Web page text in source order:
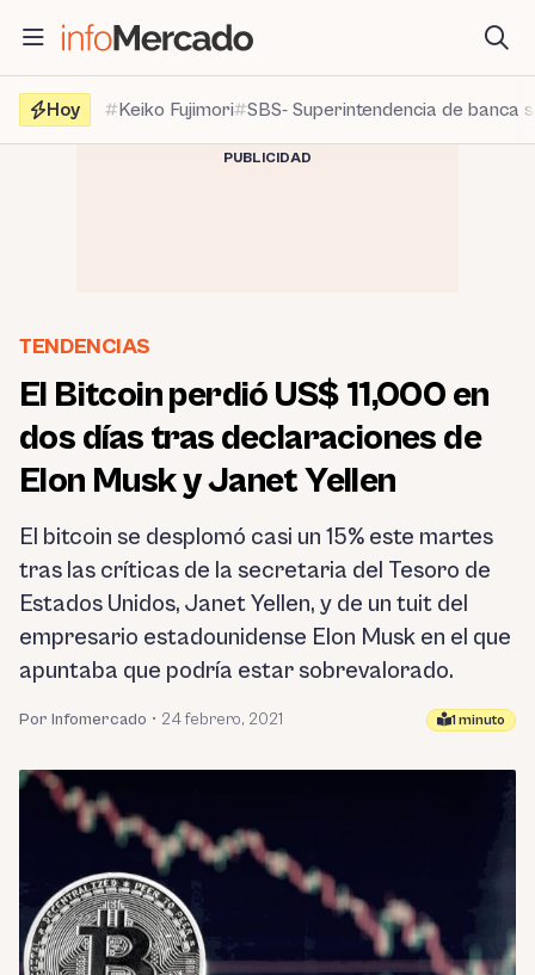
contenido
Hoy
Keiko Fujimori SBS- Superintendencia de banca
PUBLICIDAD
TENDENCIAS
El Bitcoin perdió US$ 11,000 en
dos días tras declaraciones de
Elon Musk y Janet Yellen
El bitcoin se desplomó casi un 15% este martes
tras las críticas de la secretaria del Tesoro de
Estados Unidos, Janet Yellen, y de un tuit del
empresario estadounidense Elon Musk en el que
apuntaba que podría estar sobrevalorado.
Por Infomercado • 24 febrero, 2021 1 minuto